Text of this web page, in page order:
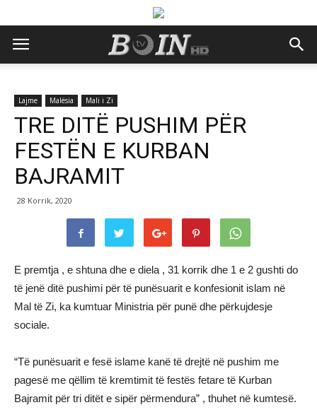
Lajme Malësia Mali i Zi
TRE DITË PUSHIM PËR
FESTËN E KURBAN
BAJRAMIT
28 Korrik, 2020
E premtja , e shtuna dhe e diela , 31 korrik dhe 1 e 2 gushti do
të jenë ditë pushimi për të punësuarit e konfesionit islam në
Mal të Zi, ka kumtuar Ministria për punë dhe përkujdesje
sociale.
“Të punësuarit e fesë islame kanë të drejtë në pushim me
pagesë me qëllim të kremtimit të festës fetare të Kurban
Bajramit për tri ditët e sipër përmendura” , thuhet në kumtesë.